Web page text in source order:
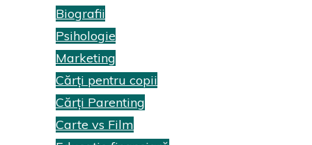
Biografii
Psihologie
Marketing
Cărți pentru copii
Cărți Parenting
Carte vs Film